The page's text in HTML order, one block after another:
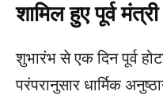
शामिल हुए पूर्व
शुभारंभ से एक दिन पूर्व
परंपरानुसार धार्मिक